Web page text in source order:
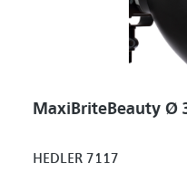
MaxiBriteBeauty Ø
HEDLER 7117